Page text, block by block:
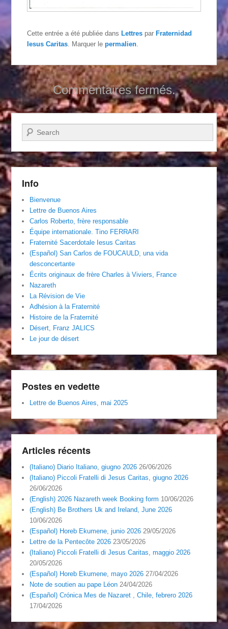
Cette entrée a été publiée dans Lettres par Fraternidad
Iesus Caritas. Marquer lepermalien.
Commentaires fermés.
Recherche
Info
Bienvenue
Lettre de Buenos Aires
Carlos Roberto, frère responsable
Équipe internationale. Tino FERRARI
Fraternité Sacerdotale Iesus Caritas
(Español) San Carlos de FOUCAULD, una vida
desconcertante
Écrits originaux de frère Charles à Viviers, France
Nazareth
La Révision de Vie
Adhésion à la Fraternité
Histoire de la Fraternité
Désert, Franz JALICS
Le jour de désert
Postes en vedette
Lettre de Buenos Aires, mai 2025
Articles récents
(Italiano) Diario Italiano, giugno 2026 26/06/2026
(Italiano) Piccoli Fratelli di Jesus Caritas, giugno 2026
26/06/2026
(English) 2026 Nazareth week Booking form 10/06/2026
(English) Be Brothers Uk and Ireland, June 2026
10/06/2026
(Español) Horeb Ekumene, junio 2026 29/05/2026
Lettre de la Pentecôte 2026 23/05/2026
(Italiano) Piccoli Fratelli di Jesus Caritas, maggio 2026
20/05/2026
(Español) Horeb Ekumene, mayo 2026 27/04/2026
Note de soutien au pape Léon 24/04/2026
(Español) Crónica Mes de Nazaret , Chile, febrero 2026
17/04/2026